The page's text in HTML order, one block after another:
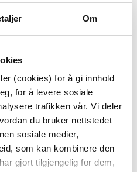
Om
(cookies) for å gi innhold
for å levere sosiale
trafikken vår. Vi deler
du bruker nettstedet
sosiale medier,
som kan kombinere den
gjort tilgjengelig for dem,
BLOMST
VÅRBLOMSTER
KIRSEBÆR 86 CM